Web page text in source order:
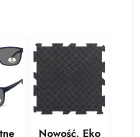
Nowość. Eko